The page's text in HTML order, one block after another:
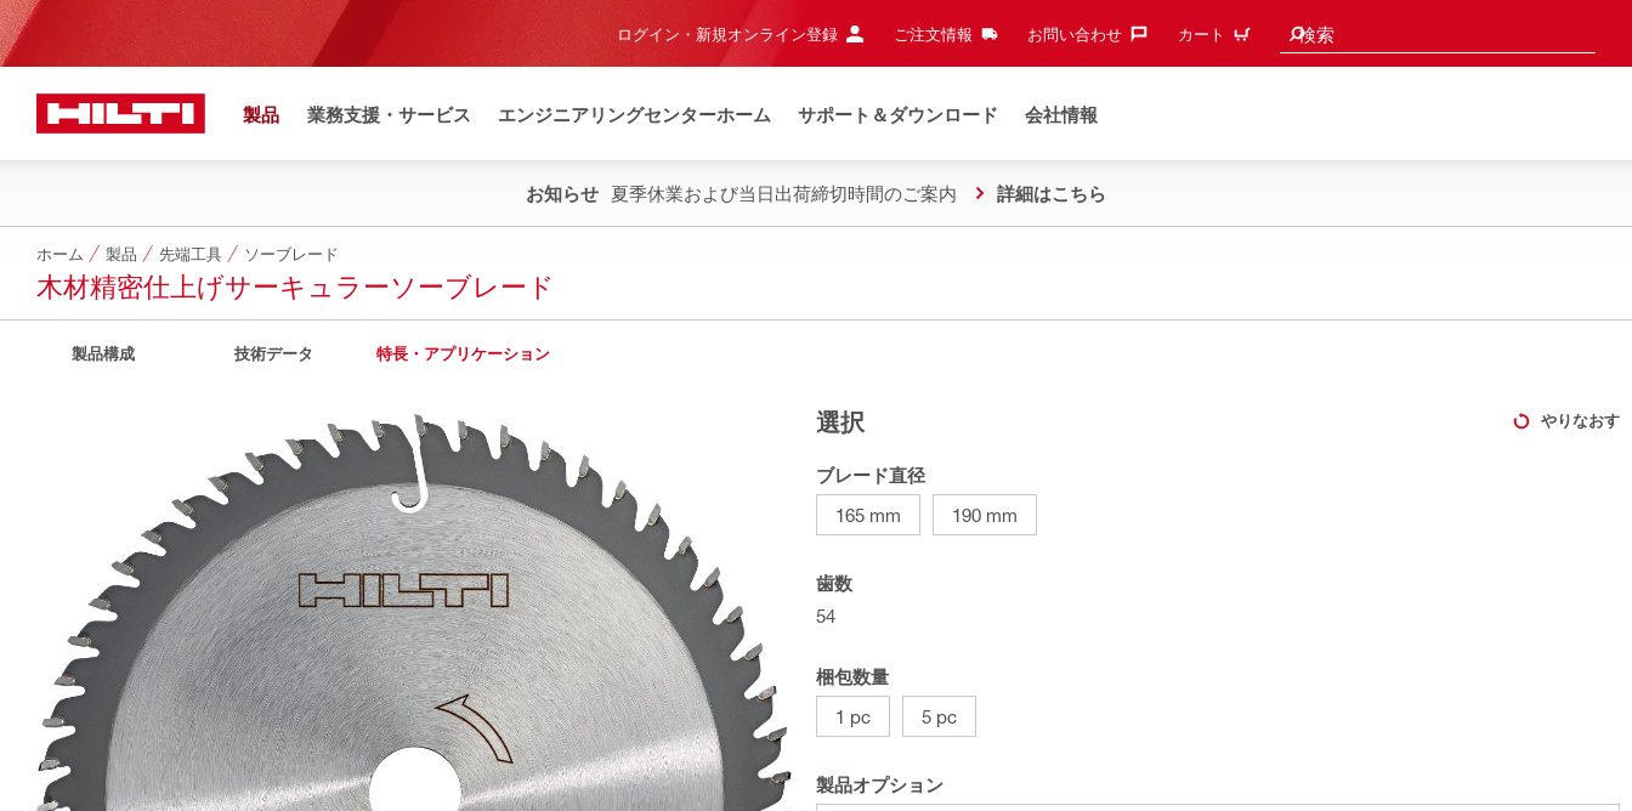
ログイン・新規オンライン登録 ご注文情報 お問い合わせ‎ カート 検索
検索候補
製品 業務支援・サービス エンジニアリングセンターホーム サポート＆ダウンロード 会社情報
お知らせ 夏季休業および当日出荷締切時間のご案内 詳細はこちら
ホーム 製品 先端工具 ソーブレード
木材精密仕上げサーキュラーソーブレード
製品構成 技術データ 特長・アプリケーション
選択 やりなおす
ブレード直径
165 mm
190 mm
歯数
54
梱包数量
1 pc
5 pc
製品オプション